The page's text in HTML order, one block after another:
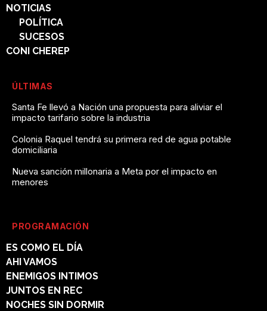
NOTICIAS
POLÍTICA
SUCESOS
CONI CHEREP
ÚLTIMAS
Santa Fe llevó a Nación una propuesta para aliviar el
impacto tarifario sobre la industria
Colonia Raquel tendrá su primera red de agua potable
domiciliaria
Nueva sanción millonaria a Meta por el impacto en
menores
PROGRAMACIÓN
ES COMO EL DÍA
AHI VAMOS
ENEMIGOS INTIMOS
JUNTOS EN REC
NOCHES SIN DORMIR